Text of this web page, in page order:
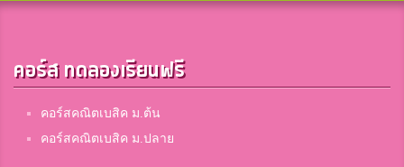
ตุ๊กติ๊ก
อนุบาลศรีประชานุกูล
คอร์ส ทดลองเรียนฟรี
คอร์สคณิตเบสิค ม.ต้น
คอร์สคณิตเบสิค ม.ปลาย